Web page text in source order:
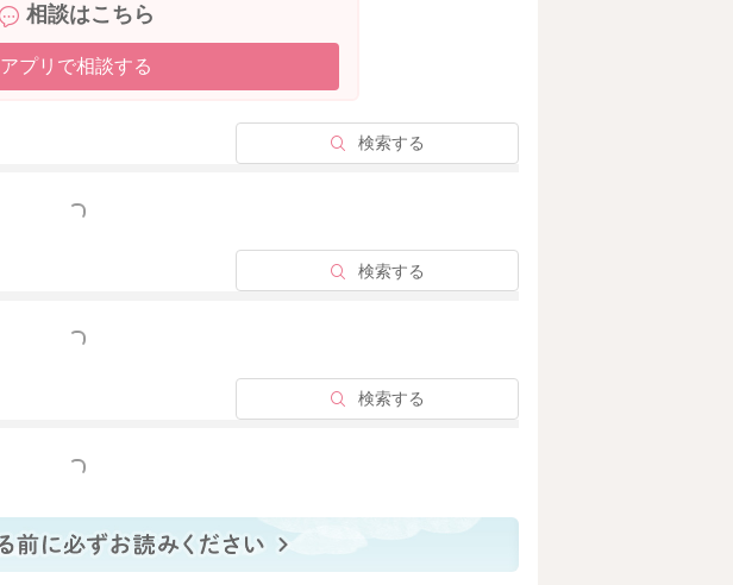
症状が残ることがあります。
戻るまで2、3週間かかった、咳が1ヶ月くらい続いた、など
にしろ、ウイルスに対する特効薬は基本的にはありません。
かり診ていただくのをお勧めします。中には、違う病気が
相談はこちら
アプリで相談する
検索する
もっと見る
検索する
もっと見る
検索する
もっと見る